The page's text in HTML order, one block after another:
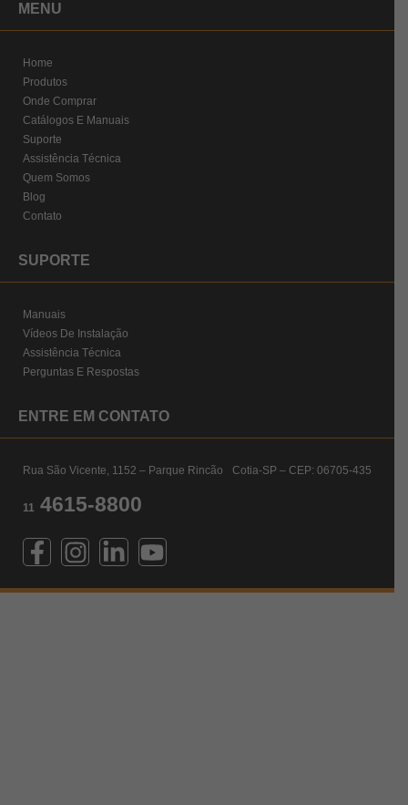
MENU
Home
Produtos
Onde Comprar
Catálogos E Manuais
Suporte
Assistência Técnica
Quem Somos
Blog
Contato
SUPORTE
Manuais
Vídeos De Instalação
Assistência Técnica
Perguntas E Respostas
ENTRE EM CONTATO
Rua São Vicente, 1152 – Parque Rincão Cotia-SP – CEP: 06705-435
11 4615-8800